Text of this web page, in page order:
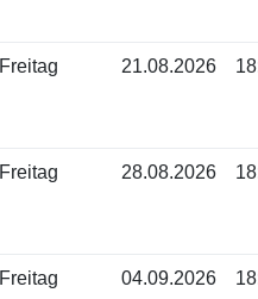
Freitag 21.08.2026
Freitag 28.08.2026
Freitag 04.09.2026